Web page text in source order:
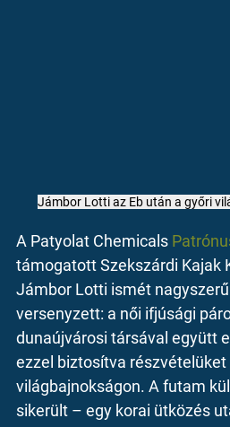
Jámbor Lotti az Eb után a győri
A Patyolat Chemicals
támogatott Szekszárdi Kajak
Jámbor Lotti ismét
versenyzett: a női ifjúsági
dunaújvárosi társával együtt
ezzel biztosítva
világbajnokságon. A futam
sikerült – egy korai ütközés